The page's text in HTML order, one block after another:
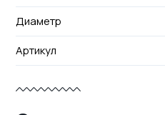
Диаметр
Артикул